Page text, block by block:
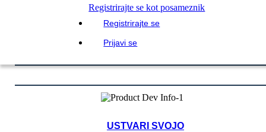
Registrirajte se kot posameznik
Registrirajte se
Prijavi se
USTVARI SVOJO